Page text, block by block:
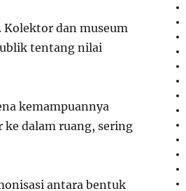
Kolektor dan museum
tentang nilai
kemampuannya
dalam ruang, sering
antara bentuk